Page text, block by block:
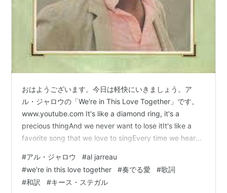
おはようございます。今日は軽快にいきましょう。ア
ル・ジャロウの「We're in This Love Together」です。
www.youtube.com It's like a diamond ring, it's a
precious thingAnd we never want to lose itIt's like a
favorite song that we love to singEvery time we hear
kind that lasts foreverWe're…
#アル・ジャロウ #al jarreau
#we're in this love together #奏でる愛 #歌詞
#和訳 #キース・ステガル